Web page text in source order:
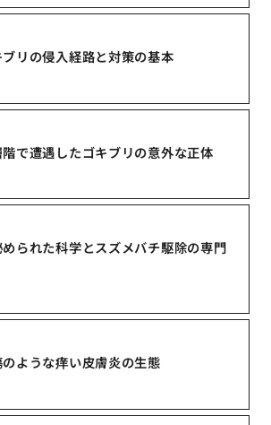
リの侵入経路と対策の基本
で遭遇したゴキブリの意外な正体
られた科学とスズメバチ駆除の専門
ような痒い皮膚炎の生態